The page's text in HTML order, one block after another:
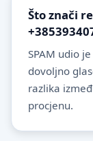
Što znači
SPAM udio
dovoljno
razlika
procjenu.